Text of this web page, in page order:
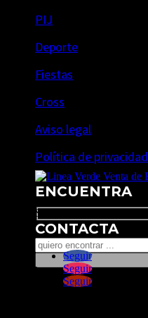
PIJ
Deporte
Fiestas
Cross
Aviso legal
Política de privacidad
ENCUENTRA
Search
CONTACTA
Seguir
Seguir
Seguir